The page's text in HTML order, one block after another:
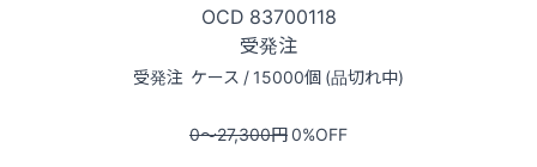
OCD 83700118
受発注
受発注 ケース / 15000個 (品切れ中)
0〜27,300円0%OFF